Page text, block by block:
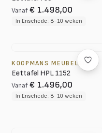
Vanaf € 1.498,00
In Enschede: 8-10 weken
KOOPMANS MEUBELEN
Eettafel HPL 1152
Vanaf € 1.496,00
In Enschede: 8-10 weken